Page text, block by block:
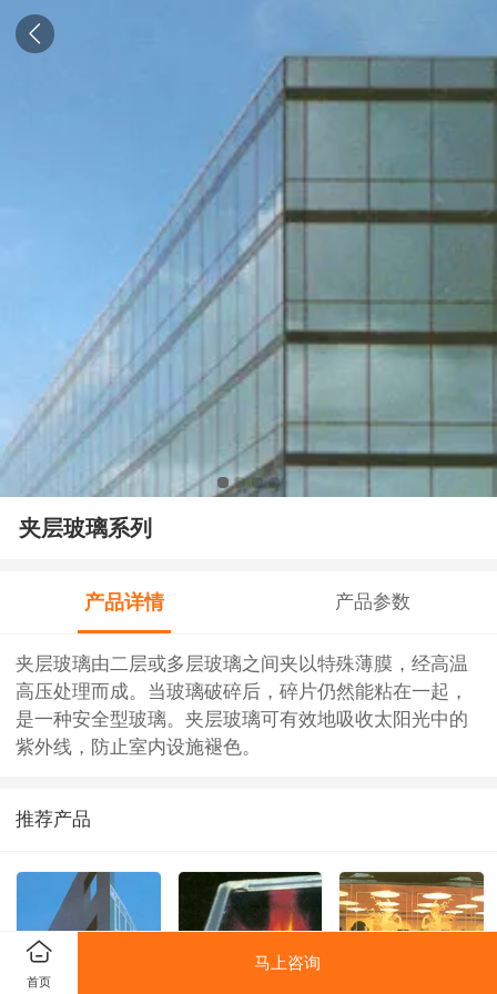
夹层玻璃系列
产品详情 产品参数
夹层玻璃由二层或多层玻璃之间夹以特殊薄膜，经高温
高压处理而成。当玻璃破碎后，碎片仍然能粘在一起，
是一种安全型玻璃。夹层玻璃可有效地吸收太阳光中的
紫外线，防止室内设施褪色。
推荐产品
首页
马上咨询